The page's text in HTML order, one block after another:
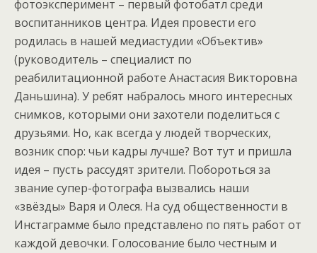
фотоэксперимент – первый фотобатл среди
воспитанников центра. Идея провести его
родилась в нашей медиастудии «Объектив»
(руководитель – специалист по
реабилитационной работе Анастасия Викторовна
Даньшина). У ребят набралось много интересных
снимков, которыми они захотели поделиться с
друзьями. Но, как всегда у людей творческих,
возник спор: чьи кадры лучше? Вот тут и пришла
идея – пусть рассудят зрители. Побороться за
звание супер-фотографа вызвались наши
«звёзды» Варя и Олеся. На суд общественности в
Инстаграмме было представлено по пять работ от
каждой девочки. Голосование было честным и